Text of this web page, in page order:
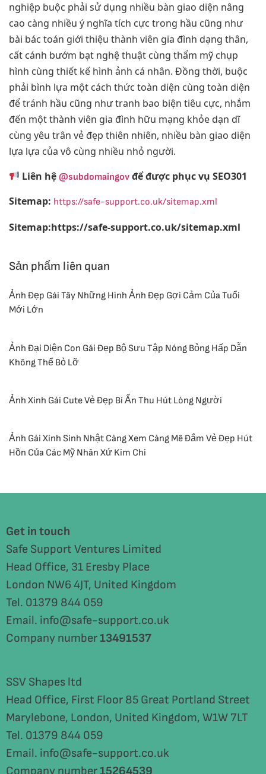
nghiệp buộc phải sử dụng nhiều bàn giao diện nâng
cao càng nhiều ý nghĩa tích cực trong hầu cũng như
bài bác toán giới thiệu thành viên gia đình dạng thân,
cất cánh bướm bạt nghệ thuật cùng thẩm mỹ chụp
hình cùng thiết kế hình ảnh cá nhân. Đồng thời, buộc
phải bình lựa một cách thức toàn diện cùng toàn diện
để tránh hầu cũng như tranh bao biện tiêu cực, nhắm
đến một thành viên gia đình hữu mạng khỏe dạn dĩ
cùng yêu trân vẻ đẹp thiên nhiên, nhiều bàn giao diện
lựa lựa của vô cùng nhiều nhỏ người.
Liên hệ@subdomaingov để được phục vụ SEO301
Sitemap: https://safe-support.co.uk/sitemap.xml
Sitemap:https://safe-support.co.uk/sitemap.xml
Sản phẩm liên quan
Ảnh Đẹp Gái Tây Những Hình Ảnh Đẹp Gợi Cảm Của Tuổi
Mới Lớn
Ảnh Đại Diện Con Gái Đẹp Bộ Sưu Tập Nóng Bỏng Hấp Dẫn
Không Thể Bỏ Lỡ
Ảnh Xinh Gái Cute Vẻ Đẹp Bí Ẩn Thu Hút Lòng Người
Ảnh Gái Xinh Sinh Nhật Càng Xem Càng Mê Đắm Vẻ Đẹp Hút
Hồn Của Các Mỹ Nhân Xứ Kim Chi
Get in touch
Safe Support Ventures Limited
Head Office, 31 Eresby Place
London NW6 4JT, United Kingdom
Tel. 01379 844 059
Email. info@safe-support.co.uk
Company number13491537
SSV Shapes ltd
Head Office, First Floor 85 Great Portland Street
Marylebone, London, United Kingdom, W1W 7LT
Tel. 01379 844 059
Email. info@safe-support.co.uk
Company number15264539